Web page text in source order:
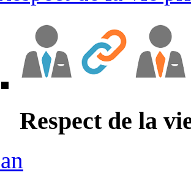
Respect de la